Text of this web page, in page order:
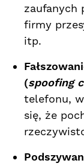
zaufanych
firmy
itp.
(spoofing
telefonu,
się, że